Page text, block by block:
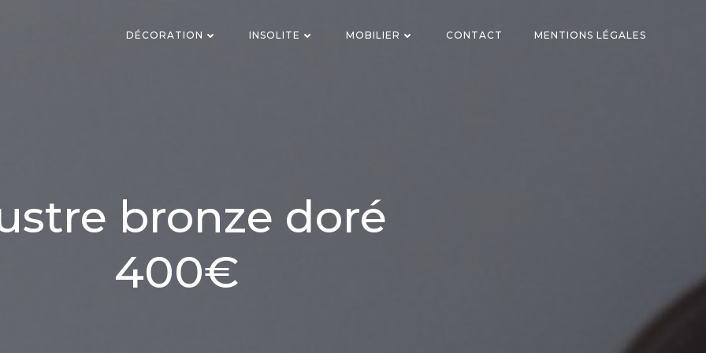
DÉCORATION INSOLITE MOBILIER CONTACT MENTIONS LÉGALES
bronze doré
400€